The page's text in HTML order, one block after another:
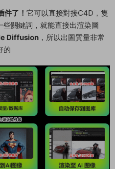
了！ 它可以直接對接C4D，隻
關鍵詞，就能直接出渲染圖
Diffusion ，所以出圖質量非常
的